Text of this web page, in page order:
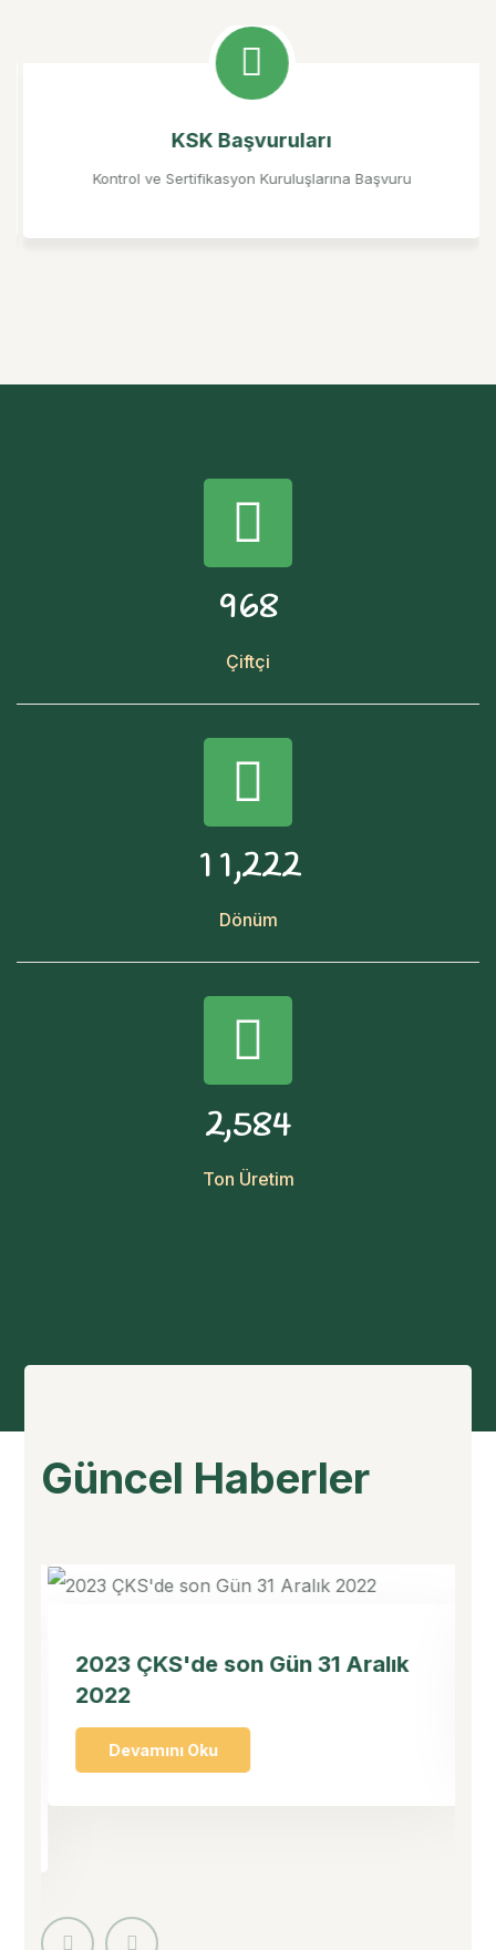
KSK Başvuruları
Kontrol ve Sertifikasyon Kuruluşlarına Başvuru
968
Çiftçi
1 1,222
Dönüm
2,584
Ton Üretim
Güncel Haberler
2023 ÇKS'de son Gün 31 Aralık
2022
Devamını Oku